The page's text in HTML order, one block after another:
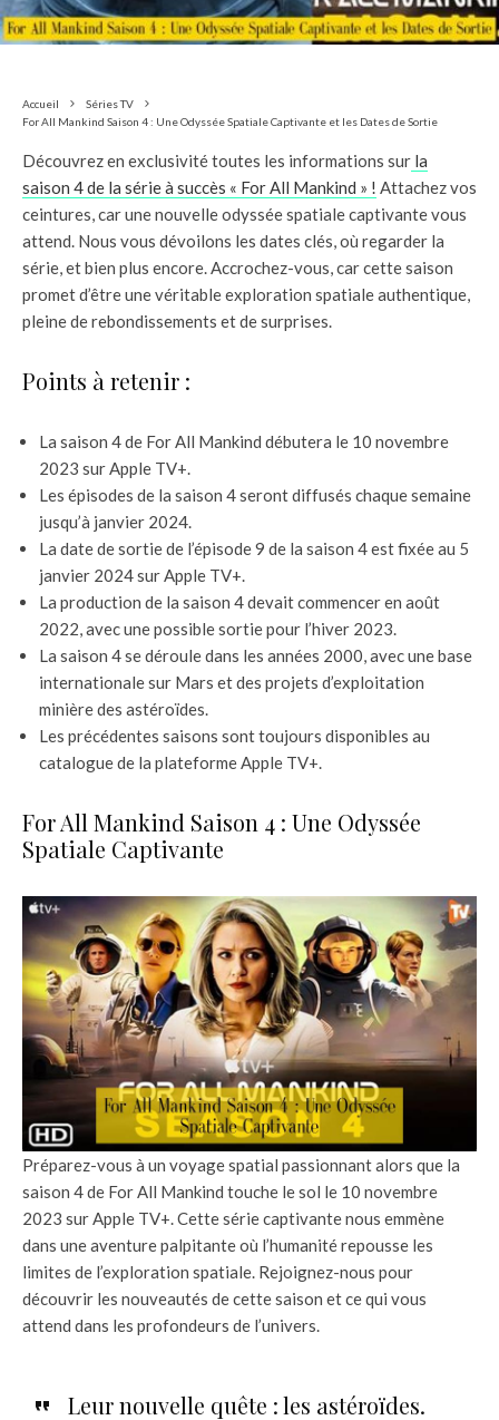
Accueil
Séries TV
For All Mankind Saison 4 : Une Odyssée Spatiale Captivante et les Dates de Sortie
Découvrez en exclusivité toutes les informations sur la
saison 4 de la série à succès « For All Mankind » ! Attachez vos
ceintures, car une nouvelle odyssée spatiale captivante vous
attend. Nous vous dévoilons les dates clés, où regarder la
série, et bien plus encore. Accrochez-vous, car cette saison
promet d’être une véritable exploration spatiale authentique,
pleine de rebondissements et de surprises.
Points à retenir :
La saison 4 de For All Mankind débutera le 10 novembre
2023 sur Apple TV+.
Les épisodes de la saison 4 seront diffusés chaque semaine
jusqu’à janvier 2024.
La date de sortie de l’épisode 9 de la saison 4 est fixée au 5
janvier 2024 sur Apple TV+.
La production de la saison 4 devait commencer en août
2022, avec une possible sortie pour l’hiver 2023.
La saison 4 se déroule dans les années 2000, avec une base
internationale sur Mars et des projets d’exploitation
minière des astéroïdes.
Les précédentes saisons sont toujours disponibles au
catalogue de la plateforme Apple TV+.
For All Mankind Saison 4 : Une Odyssée
Spatiale Captivante
Préparez-vous à un voyage spatial passionnant alors que la
saison 4 de For All Mankind touche le sol le 10 novembre
2023 sur Apple TV+. Cette série captivante nous emmène
dans une aventure palpitante où l’humanité repousse les
limites de l’exploration spatiale. Rejoignez-nous pour
découvrir les nouveautés de cette saison et ce qui vous
attend dans les profondeurs de l’univers.
Leur nouvelle quête : les astéroïdes.